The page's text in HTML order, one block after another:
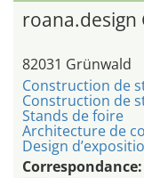
roana.design
82031 Grünwald
Construction de
Construction de
Stands de foire
Architecture de
Design
Correspondance: